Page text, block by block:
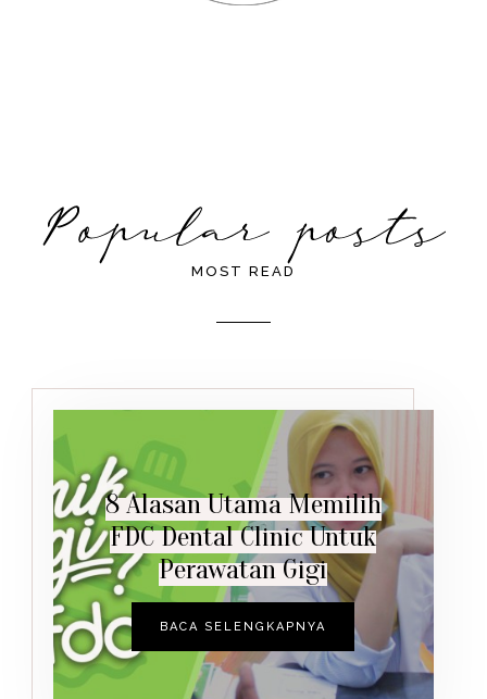
MOST READ
8 Alasan Utama Memilih
FDC Dental Clinic Untuk
Perawatan Gigi
BACA SELENGKAPNYA